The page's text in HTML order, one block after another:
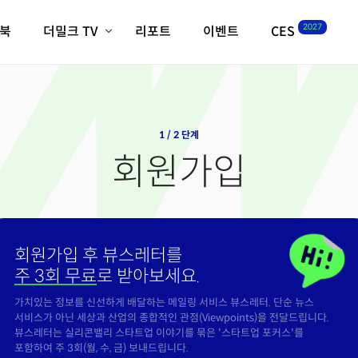
더밀크 TV
크리스의 뉴욕 시그널
밸리토크
리포트 이벤트 CES 2027
1 / 2 단계
회원가입
회원가입 후 뷰스레터를
주 3회 무료로 받아보세요.
가치있는 정보를 신선하게 배달하는 메일링 서비스 뷰스레터. 단순 뉴스
서비스가 아닌 세상과 산업의 종합적인 관점(Viewpoints)을 전달드립니다.
뷰스레터는 실리콘밸리 스타트업 이야기를 묶은 '스타트업 포커스'를
포함하여 주 3회(월, 수, 금) 보내드립니다.